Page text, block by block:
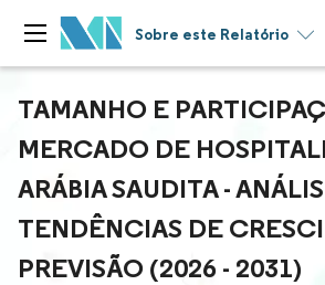
Sobre este Relatório
TAMANHO E
MERCADO DE
ARÁBIA SAUDITA -
TENDÊNCIAS DE
PREVISÃO (2026 - 2031)